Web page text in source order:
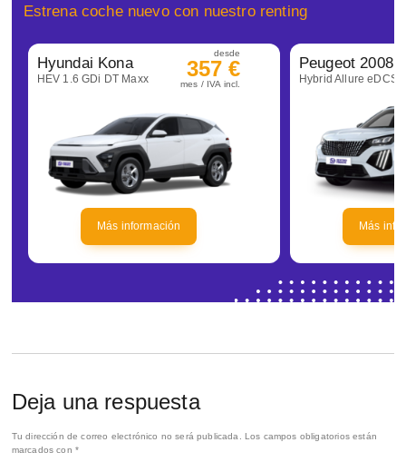
Estrena coche nuevo con nuestro renting
Hyundai Kona
HEV 1.6 GDi DT Maxx
desde
357 €
mes / IVA incl.
Más información
Peugeot 2008
Hybrid Allure eDCS6
Más
Deja una respuesta
Tu dirección de correo electrónico no será publicada. Los campos obligatorios están
marcados con *